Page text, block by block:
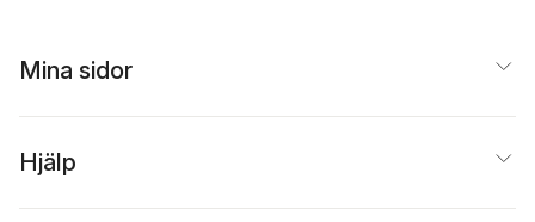
Mina sidor
Hjälp